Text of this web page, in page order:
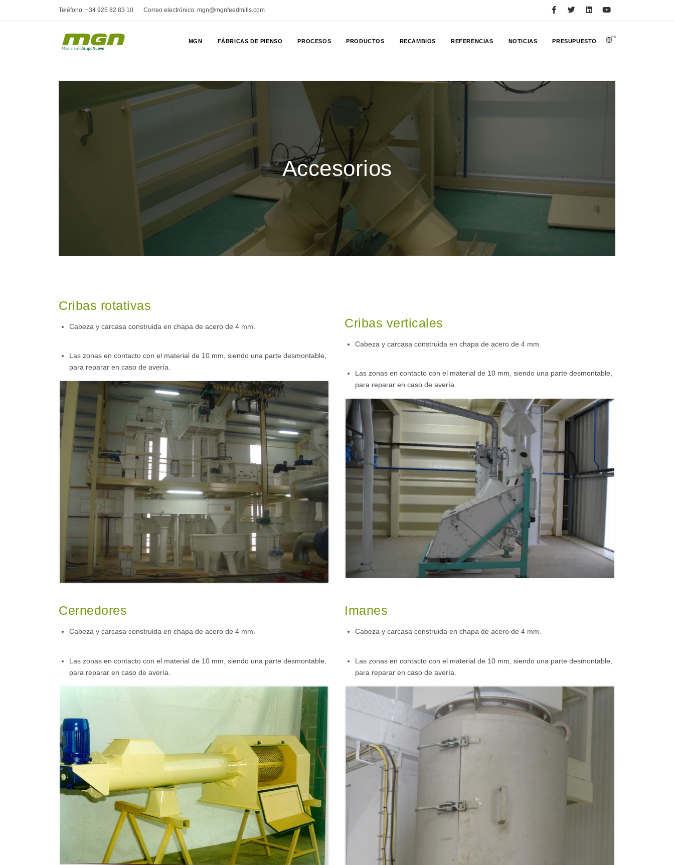
Teléfono: +34 925 82 83 10 Correo electrónico: mgn@mgnfeedmills.com
es
MGN FÁBRICAS DE PIENSO PROCESOS PRODUCTOS RECAMBIOS REFERENCIAS NOTICIAS PRESUPUESTO
Accesorios
Cribas rotativas
Cabeza y carcasa construida en chapa de acero de 4 mm.
Las zonas en contacto con el material de 10 mm, siendo una parte desmontable,
para reparar en caso de avería.
Cribas verticales
Cabeza y carcasa construida en chapa de acero de 4 mm.
Las zonas en contacto con el material de 10 mm, siendo una parte desmontable,
para reparar en caso de avería.
Cernedores
Cabeza y carcasa construida en chapa de acero de 4 mm.
Las zonas en contacto con el material de 10 mm, siendo una parte desmontable,
para reparar en caso de avería.
Imanes
Cabeza y carcasa construida en chapa de acero de 4 mm.
Las zonas en contacto con el material de 10 mm, siendo una parte desmontable,
para reparar en caso de avería.